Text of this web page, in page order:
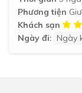
Phương tiện
Khách sạn
Ngày đi: